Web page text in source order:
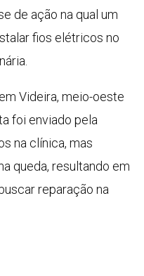
de ação na qual um
fios elétricos no
Videira, meio-oeste
foi enviado pela
na clínica, mas
queda, resultando em
reparação na